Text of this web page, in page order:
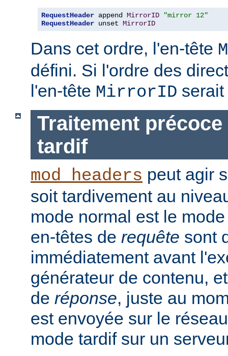
RequestHeader append MirrorID
"mirror 12"
RequestHeader unset MirrorID
Dans cet ordre, l'en-tête
défini. Si l'ordre des
l'en-tête MirrorID
Traitement
tardif
mod_headers peut agir
soit tardivement au
mode normal est le
en-têtes de requête sont
immédiatement avant
générateur de contenu,
de réponse, juste au
est envoyée sur le
mode tardif sur un